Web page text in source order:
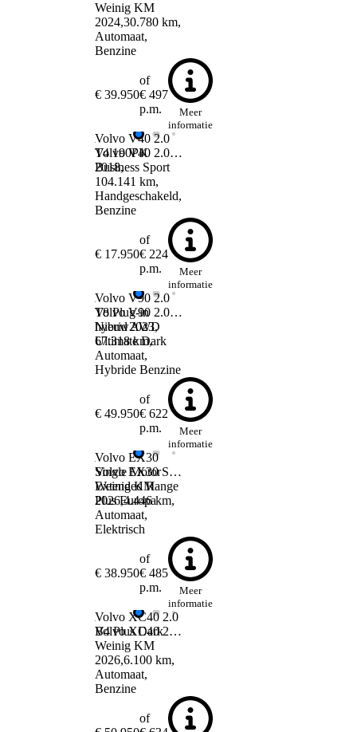
Weinig KM
2024 30.780 km
Automaat
Benzine
€ 39.950
of
€ 497
p.m.
Meer
informatie
Volvo V402.0 T4 190PK Business Sport
2018
104.141 km
Handgeschakeld
Benzine
€ 17.950
of
€ 224
p.m.
Meer
informatie
Volvo V402.0
T4 190PK
Business Sport
Volvo V902.0 T8 Plug-in hybrid AWD Ultimate Dark
Nieuw2023
67.318 km
Automaat
Hybride Benzine
€ 49.950
of
€ 622
p.m.
Meer
informatie
Volvo V902.0
T8 Plug-in
hybrid AWD
Ultimate Dark
Volvo EX30Single Motor Extended Range Plus Europa
Weinig KM
2026 4.446 km
Automaat
Elektrisch
€ 38.950
of
€ 485
p.m.
Meer
informatie
Volvo EX30
Single Motor
Extended Range
Plus Europa
Volvo XC402.0 B4 Plus Dark
Weinig KM
2026 6.100 km
Automaat
Benzine
of
Volvo XC402.0
B4 Plus Dark